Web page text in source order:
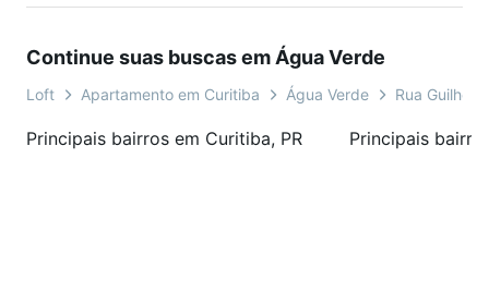
Continue suas buscas em Água Verde
Loft Apartamento em Curitiba Água Verde Rua
Principais bairros em Curitiba, PR Principais